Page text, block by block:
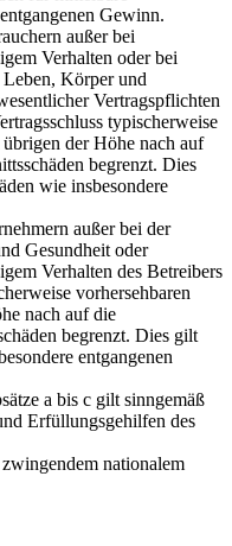
Gewinn.
außer bei
Verhalten oder bei
Leben, Körper und
Vertragspflichten
typischerweise
der Höhe nach auf
begrenzt. Dies
wie insbesondere
außer bei der
Gesundheit oder
Verhalten des Betreibers
vorhersehbaren
nach auf die
begrenzt. Dies gilt
entgangenen
a bis c gilt sinngemäß
Erfüllungsgehilfen des
nationalem